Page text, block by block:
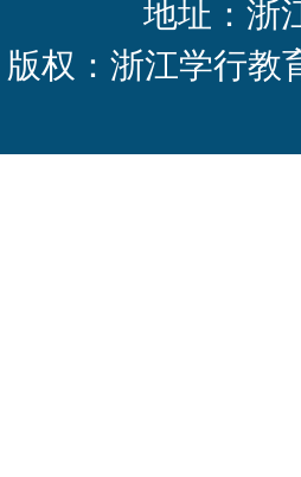
地址：浙
版权：浙江学行教